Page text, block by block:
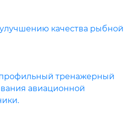
качества рыбной
тренажерный
авиационной